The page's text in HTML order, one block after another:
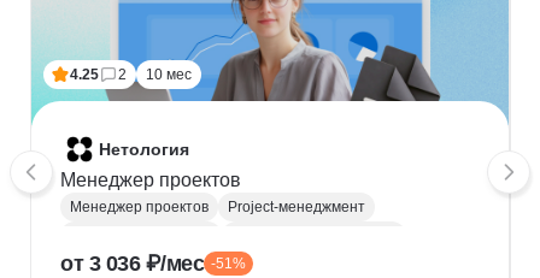
4.25 2 10 мес
Нетология
Менеджер проектов
Менеджер проектов
Project-менеджмент
Нейронные сети
Управление рисками
от 3 036 ₽/мес -51%